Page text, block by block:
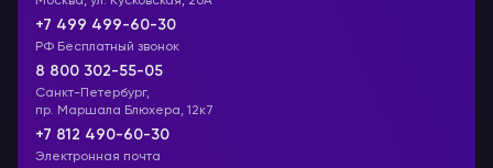
+7 499 499-60-30
РФ Бесплатный звонок
8 800 302-55-05
Санкт-Петербург,
пр. Маршала Блюхера, 12к7
+7 812 490-60-30
Электронная почта